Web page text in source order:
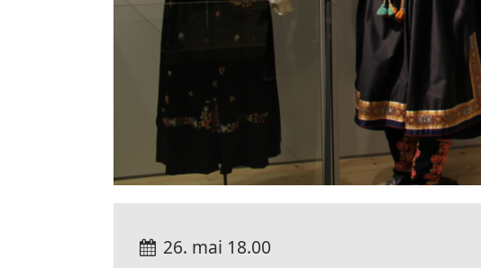
26. mai 18.00